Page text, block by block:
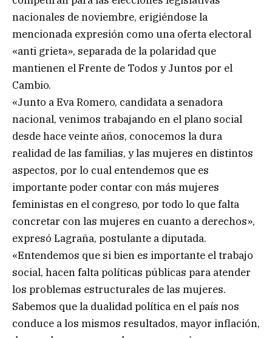
nacionales de noviembre, erigiéndose la
mencionada expresión como una oferta electoral
«anti grieta», separada de la polaridad que
mantienen el Frente de Todos y Juntos por el
Cambio.
«Junto a Eva Romero, candidata a senadora
nacional, venimos trabajando en el plano social
desde hace veinte años, conocemos la dura
realidad de las familias, y las mujeres en distintos
aspectos, por lo cual entendemos que es
importante poder contar con más mujeres
feministas en el congreso, por todo lo que falta
concretar con las mujeres en cuanto a derechos»,
expresó Lagraña, postulante a diputada.
«Entendemos que si bien es importante el trabajo
social, hacen falta políticas públicas para atender
los problemas estructurales de las mujeres.
Sabemos que la dualidad política en el país nos
conduce a los mismos resultados, mayor inflación,